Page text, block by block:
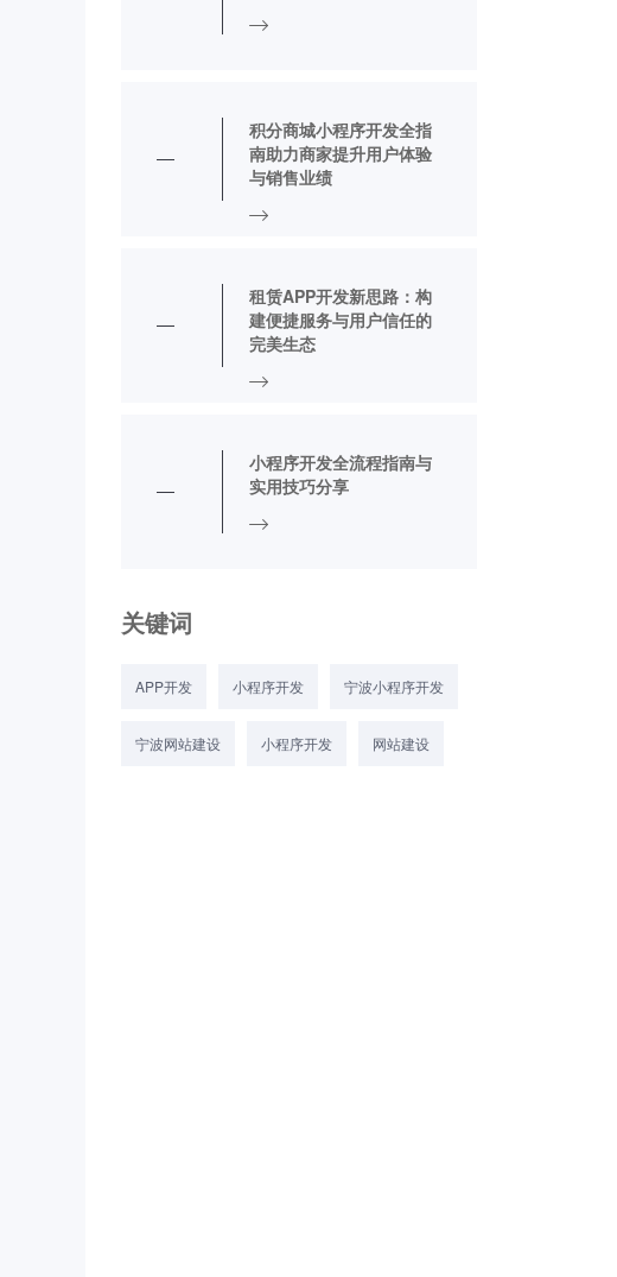
积分商城小程序开发全指
南助力商家提升用户体验
与销售业绩
租赁APP开发新思路：构
建便捷服务与用户信任的
完美生态
小程序开发全流程指南与
实用技巧分享
关键词
APP开发 小程序开发 宁波小程序开发
宁波网站建设 小程序开发 网站建设